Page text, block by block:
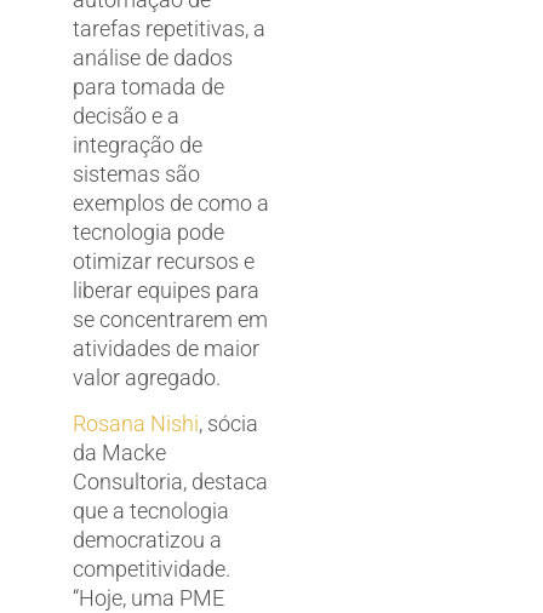
tarefas repetitivas, a
análise de dados
para tomada de
decisão e a
integração de
sistemas são
exemplos de como a
tecnologia pode
otimizar recursos e
liberar equipes para
se concentrarem em
atividades de maior
valor agregado.
Rosana Nishi, sócia
da Macke
Consultoria, destaca
que a tecnologia
democratizou a
competitividade.
“Hoje, uma PME